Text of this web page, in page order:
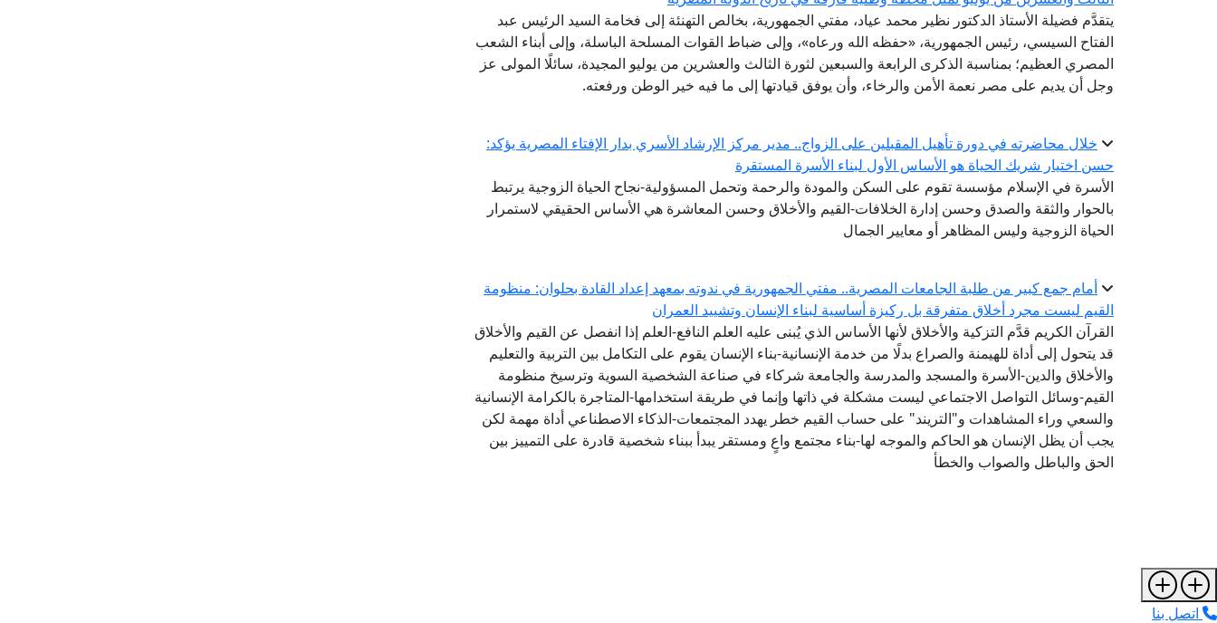
يتقدَّم فضيلة الأستاذ الدكتور نظير محمد عياد، مفتي الجمهورية، بخالص التهنئة إلى فخامة السيد الرئيس عبد
الفتاح السيسي، رئيس الجمهورية، «حفظه الله ورعاه»، وإلى ضباط القوات المسلحة الباسلة، وإلى أبناء الشعب
المصري العظيم؛ بمناسبة الذكرى الرابعة والسبعين لثورة الثالث والعشرين من يوليو المجيدة، سائلًا المولى عز
وجل أن يديم على مصر نعمة الأمن والرخاء، وأن يوفق قيادتها إلى ما فيه خير الوطن ورفعته.
خلال محاضرته في دورة تأهيل المقبلين على الزواج.. مدير مركز الإرشاد الأسري بدار الإفتاء المصرية يؤكد:
حسن اختيار شريك الحياة هو الأساس الأول لبناء الأسرة المستقرة
الأسرة في الإسلام مؤسسة تقوم على السكن والمودة والرحمة وتحمل المسؤولية-نجاح الحياة الزوجية يرتبط
بالحوار والثقة والصدق وحسن إدارة الخلافات-القيم والأخلاق وحسن المعاشرة هي الأساس الحقيقي لاستمرار
الحياة الزوجية وليس المظاهر أو معايير الجمال
أمام جمع كبير من طلبة الجامعات المصرية.. مفتي الجمهورية في ندوته بمعهد إعداد القادة بحلوان: منظومة
القيم ليست مجرد أخلاق متفرقة بل ركيزة أساسية لبناء الإنسان وتشييد العمران
القرآن الكريم قدَّم التزكية والأخلاق لأنها الأساس الذي يُبنى عليه العلم النافع-العلم إذا انفصل عن القيم والأخلاق
قد يتحول إلى أداة للهيمنة والصراع بدلًا من خدمة الإنسانية-بناء الإنسان يقوم على التكامل بين التربية والتعليم
والأخلاق والدين-الأسرة والمسجد والمدرسة والجامعة شركاء في صناعة الشخصية السوية وترسيخ منظومة
القيم-وسائل التواصل الاجتماعي ليست مشكلة في ذاتها وإنما في طريقة استخدامها-المتاجرة بالكرامة الإنسانية
والسعي وراء المشاهدات و"التريند" على حساب القيم خطر يهدد المجتمعات-الذكاء الاصطناعي أداة مهمة لكن
يجب أن يظل الإنسان هو الحاكم والموجه لها-بناء مجتمع واعٍ ومستقر يبدأ ببناء شخصية قادرة على التمييز بين
الحق والباطل والصواب والخطأ
اتصل بنا